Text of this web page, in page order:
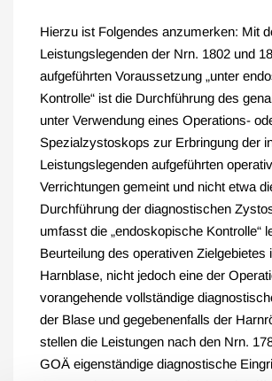
Hierzu ist Folgendes anzumerken: Mit
Leistungslegenden der Nrn. 1802 und
aufgeführten Voraussetzung „unter
Kontrolle“ ist die Durchführung des
unter Verwendung eines Operations-
Spezialzystoskops zur Erbringung der
Leistungslegenden aufgeführten
Verrichtungen gemeint und nicht etwa
Durchführung der diagnostischen
umfasst die „endoskopische Kontrolle“
Beurteilung des operativen Zielgebietes
Harnblase, nicht jedoch eine der
vorangehende vollständige
der Blase und gegebenenfalls der
stellen die Leistungen nach den Nrn.
GOÄ eigenständige diagnostische